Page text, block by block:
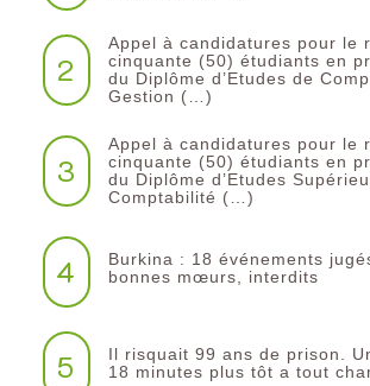
2
Appel à candidatures pour le
cinquante (50) étudiants en
du Diplôme d’Etudes de
Gestion (…)
3
Appel à candidatures pour le
cinquante (50) étudiants en
du Diplôme d’Etudes
Comptabilité (…)
4
Burkina : 18 événements
bonnes mœurs, interdits
5
Il risquait 99 ans de prison.
18 minutes plus tôt a tout